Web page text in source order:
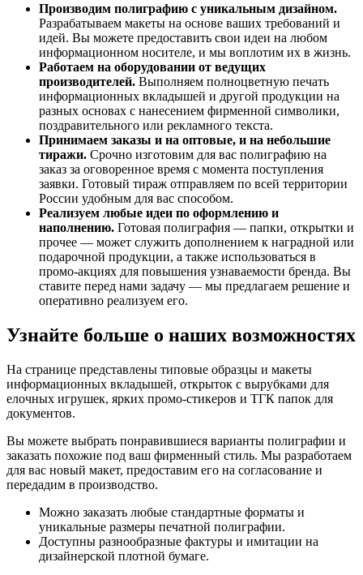
Производим полиграфию с уникальным дизайном.
Разрабатываем макеты на основе ваших требований и
идей. Вы можете предоставить свои идеи на любом
информационном носителе, и мы воплотим их в жизнь.
Работаем на оборудовании от ведущих
производителей. Выполняем полноцветную печать
информационных вкладышей и другой продукции на
разных основах с нанесением фирменной символики,
поздравительного или рекламного текста.
Принимаем заказы и на оптовые, и на небольшие
тиражи. Срочно изготовим для вас полиграфию на
заказ за оговоренное время с момента поступления
заявки. Готовый тираж отправляем по всей территории
России удобным для вас способом.
Реализуем любые идеи по оформлению и
наполнению. Готовая полиграфия — папки, открытки и
прочее — может служить дополнением к наградной или
подарочной продукции, а также использоваться в
промо-акциях для повышения узнаваемости бренда. Вы
ставите перед нами задачу — мы предлагаем решение и
оперативно реализуем его.
Узнайте больше о наших возможностях
На странице представлены типовые образцы и макеты
информационных вкладышей, открыток с вырубками для
елочных игрушек, ярких промо-стикеров и ТГК папок для
документов.
Вы можете выбрать понравившиеся варианты полиграфии и
заказать похожие под ваш фирменный стиль. Мы разработаем
для вас новый макет, предоставим его на согласование и
передадим в производство.
Можно заказать любые стандартные форматы и
уникальные размеры печатной полиграфии.
Доступны разнообразные фактуры и имитации на
дизайнерской плотной бумаге.